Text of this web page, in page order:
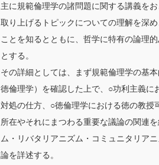
主に規範倫理学の諸問題に関する講義を
取り上げるトピックについての理解を深
ことを知るとともに、哲学に特有の論理
とする。
その詳細としては、まず規範倫理学の基
徳倫理学）を確認した上で、○功利主義
対処の仕方、○徳倫理学における徳の教
所在やそれにまつわる重要な議論の関連
ム・リバタリアニズム・コミュニタリア
論を詳述する。